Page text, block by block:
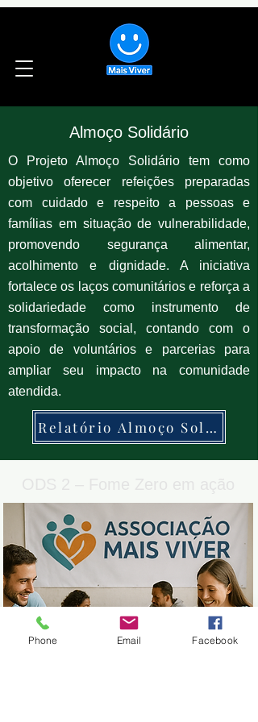
Almoço Solidário
O Projeto Almoço Solidário tem como
objetivo oferecer refeições preparadas
com cuidado e respeito a pessoas e
famílias em situação de vulnerabilidade,
promovendo segurança alimentar,
acolhimento e dignidade. A iniciativa
fortalece os laços comunitários e reforça a
solidariedade como instrumento de
transformação social, contando com o
apoio de voluntários e parcerias para
ampliar seu impacto na comunidade
atendida.
Relatório Almoço Solidário
Phone Email Facebook